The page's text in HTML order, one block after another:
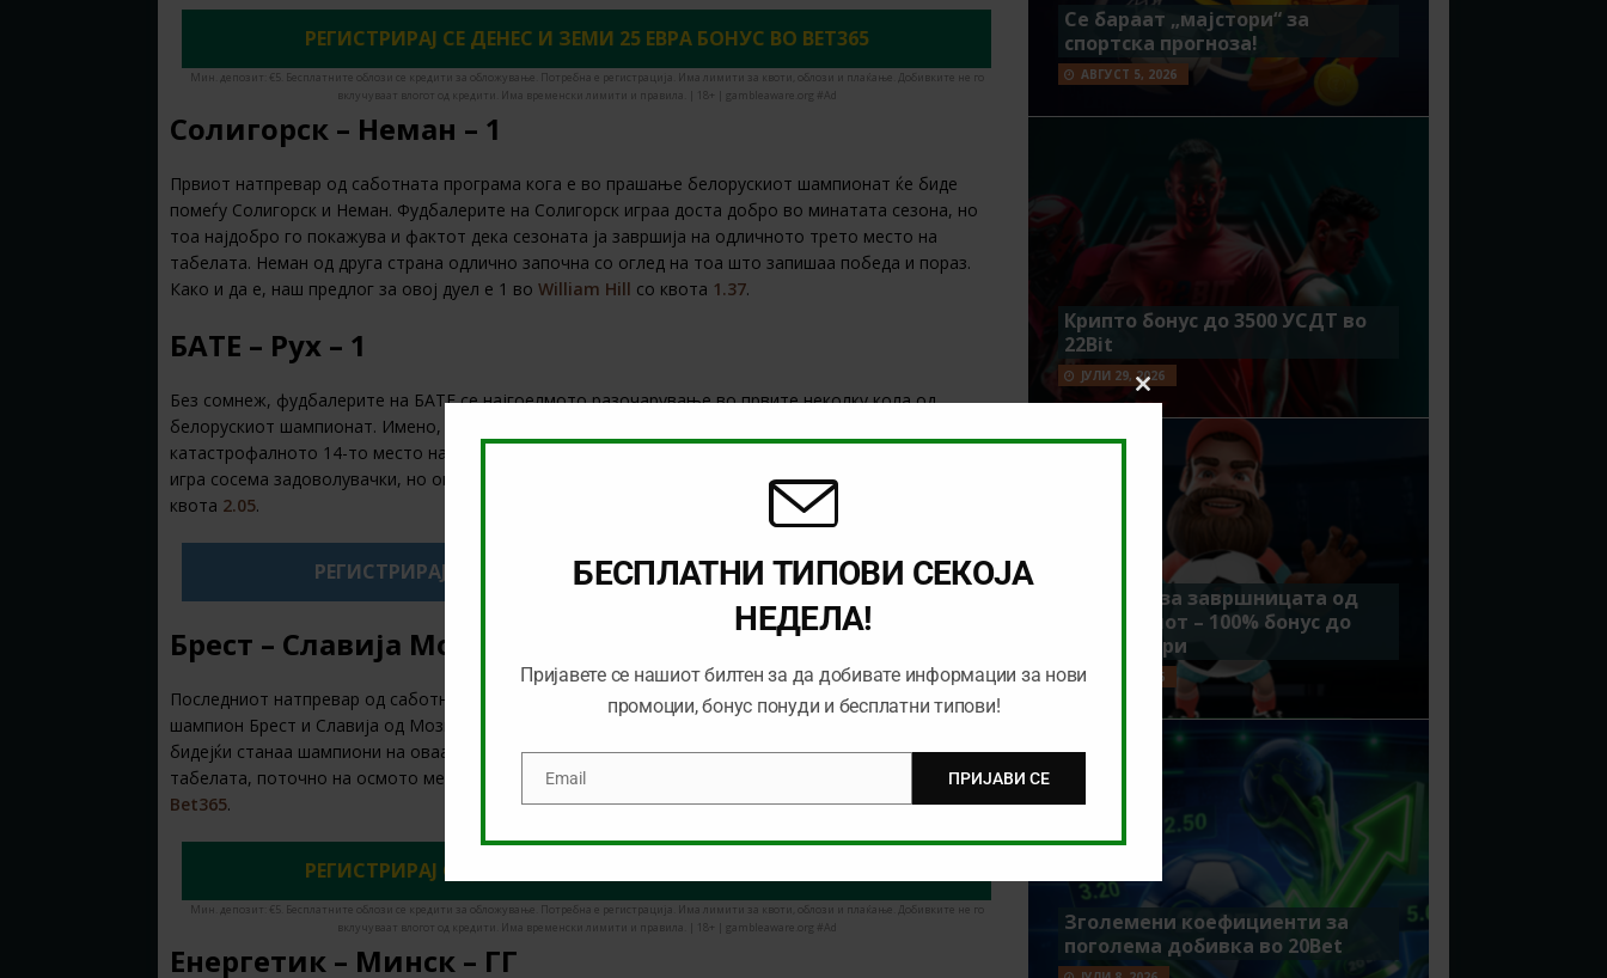
РЕГИСТРИРАЈ СЕ ДЕНЕС И ЗЕМИ 25 ЕВРА БОНУС ВО BET365
Мин. депозит: €5. Бесплатните облози се кредити за обложување. Потребна е регистрација. Има лимити за квоти, облози и плаќање. Добивките не го
вклучуваат влогот од кредити. Има временски лимити и правила. | 18+ | gambleaware.org #Ad
Солигорск – Неман – 1
Првиот натпревар од саботната програма кога е во прашање белорускиот шампионат ќе биде
помеѓу Солигорск и Неман. Фудбалерите на Солигорск играа доста добро во минатата сезона, но
тоа најдобро го покажува и фактот дека сезоната ја завршија на одличното трето место на
табелата. Неман од друга страна одлично започна со оглед на тоа што запишаа победа и пораз.
Како и да е, наш предлог за овој дуел е 1 во William Hill со квота 1.37.
БАТЕ – Рух – 1
Без сомнеж, фудбалерите на БАТЕ се најгоелмото разочарување во првите неколку кола од
белорускиот шампионат. Имено, најтрофејниот белоруски клуб после две изиграни кола се наоѓа на
катастрофалното 14-то место на табелата, бидејќи запишаа две победи во првите две кола. Рух
игра сосема задоволувачки, но овде предноста ја даваме на БАТЕ. Наш предлго е 1/1 во
квота 2.05.
РЕГИСТРИРАЈ СЕ НА 1XBET И ЗЕМИ 6000 ДЕНАРИ БОНУС
Брест – Славија Мозир – 3+
Последниот натпревар од саботната програма ни го носи дуелот помеѓу минатогодинашниот
шампион Брест и Славија од Мозир. Фудбалерите на Брест долго ќе ја паметат минатата сезона,
бидејќи станаа шампиони на оваа земја. Славија Мозир во минатата сезона заврши на средината на
табелата, поточно на осмото место. Ние очекуваме голови и предлагаме 3+ со квота
Bet365.
РЕГИСТРИРАЈ СЕ ДЕНЕС И ЗЕМИ 25 ЕВРА БОНУС ВО BET365
Мин. депозит: €5. Бесплатните облози се кредити за обложување. Потребна е регистрација. Има лимити за квоти, облози и плаќање. Добивките не го
вклучуваат влогот од кредити. Има временски лимити и правила. | 18+ | gambleaware.org #Ad
Енергетик – Минск – ГГ
Се бараат „мајстори“ за
спортска прогноза!
АВГУСТ 5, 2026
Крипто бонус до 3500 УСДТ во
22Bit
ЈУЛИ 29, 2026
Идеално за завршницата од
Мундијалот – 100% бонус до
7500 денари
ЈУЛИ 15, 2026
Зголемени коефициенти за
поголема добивка во 20Bet
Close
this
module
БЕСПЛАТНИ ТИПОВИ СЕКОЈА
НЕДЕЛА!
Пријавете се нашиот билтен за да добивате информации за нови
промоции, бонус понуди и бесплатни типови!
EmailEmail ПРИЈАВИ СЕ